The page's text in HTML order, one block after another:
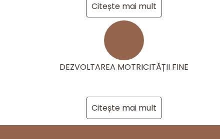
Citește mai mult
DEZVOLTAREA MOTRICITĂȚII FINE
Citește mai mult